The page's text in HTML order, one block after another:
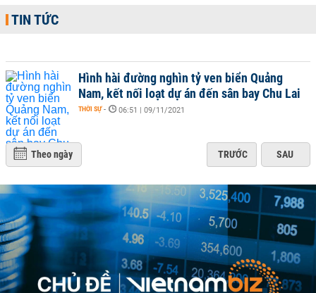
TIN TỨC
Hình hài đường nghìn tỷ ven biển Quảng
Nam, kết nối loạt dự án đến sân bay Chu Lai
THỜI SỰ - 06:51 | 09/11/2021
Theo ngày TRƯỚC SAU